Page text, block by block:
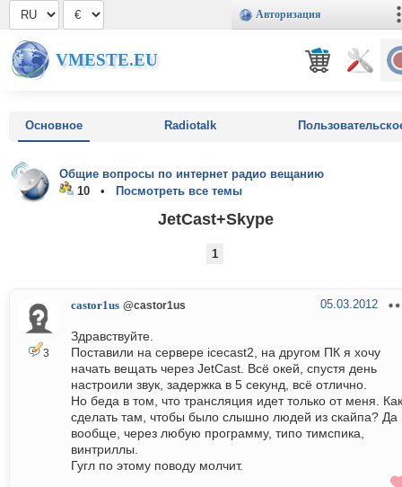
Авторизация
VMESTE.EU
Основное Radiotalk
Общие вопросы по интернет радио вещанию
10 •
Посмотреть все темы
JetCast+Skype
1
3
castor1us @castor1us 05.03.2012
Здравствуйте.
Поставили на сервере icecast2, на другом ПК я хочу
начать вещать через JetCast. Всё окей, спустя день
настроили звук, задержка в 5 секунд, всё отлично.
Но беда в том, что трансляция идет только от меня. Как
сделать там, чтобы было слышно людей из скайпа? Да
вообще, через любую программу, типо тимспика,
винтриллы.
Гугл по этому поводу молчит.